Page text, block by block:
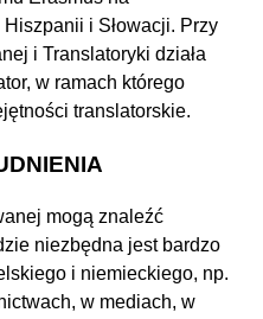
i Słowacji. Przy
i Translatoryki działa
w ramach którego
translatorskie.
mogą znaleźć
niezbędna jest bardzo
i niemieckiego, np.
w mediach, w